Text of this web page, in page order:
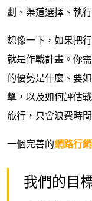
劃、渠道選擇、執
想像一下，如果把
就是作戰計畫。你
的優勢是什麼、要
擊，以及如何評估
旅行，只會浪費時
一個完善的網路行
我們的目